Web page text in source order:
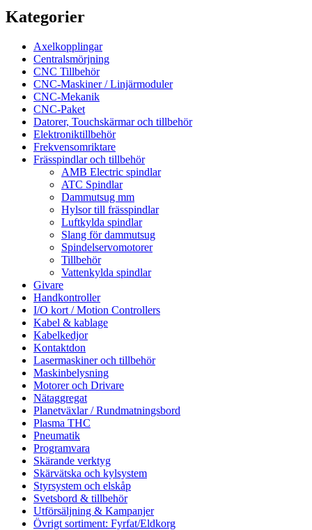
Kategorier
Axelkopplingar
Centralsmörjning
CNC Tillbehör
CNC-Maskiner / Linjärmoduler
CNC-Mekanik
CNC-Paket
Datorer, Touchskärmar och tillbehör
Elektroniktillbehör
Frekvensomriktare
Frässpindlar och tillbehör
AMB Electric spindlar
ATC Spindlar
Dammutsug mm
Hylsor till frässpindlar
Luftkylda spindlar
Slang för dammutsug
Spindelservomotorer
Tillbehör
Vattenkylda spindlar
Givare
Handkontroller
I/O kort / Motion Controllers
Kabel & kablage
Kabelkedjor
Kontaktdon
Lasermaskiner och tillbehör
Maskinbelysning
Motorer och Drivare
Nätaggregat
Planetväxlar / Rundmatningsbord
Plasma THC
Pneumatik
Programvara
Skärande verktyg
Skärvätska och kylsystem
Styrsystem och elskåp
Svetsbord & tillbehör
Utförsäljning & Kampanjer
Övrigt sortiment: Fyrfat/Eldkorg